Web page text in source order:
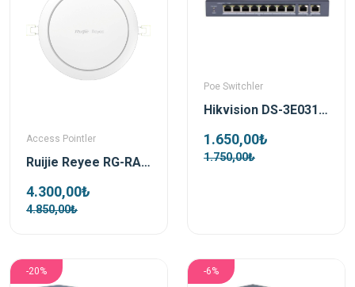
Access Pointler
Ruijie Reyee RG-RAP2266 AX3000 Wi-Fi 6 Dual-Band İç Ortam Access Point
4.300,00₺
4.850,00₺
Poe Switchler
Hikvision DS-3E0310P-E/M 8 Port Poe 2x Gigabit Uplink 60watt Yönetilemez Poe Switch
1.650,00₺
1.750,00₺
-20% -6%